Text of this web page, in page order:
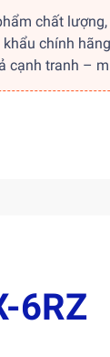
chất
chính hãng
cạnh tranh –
6RZ